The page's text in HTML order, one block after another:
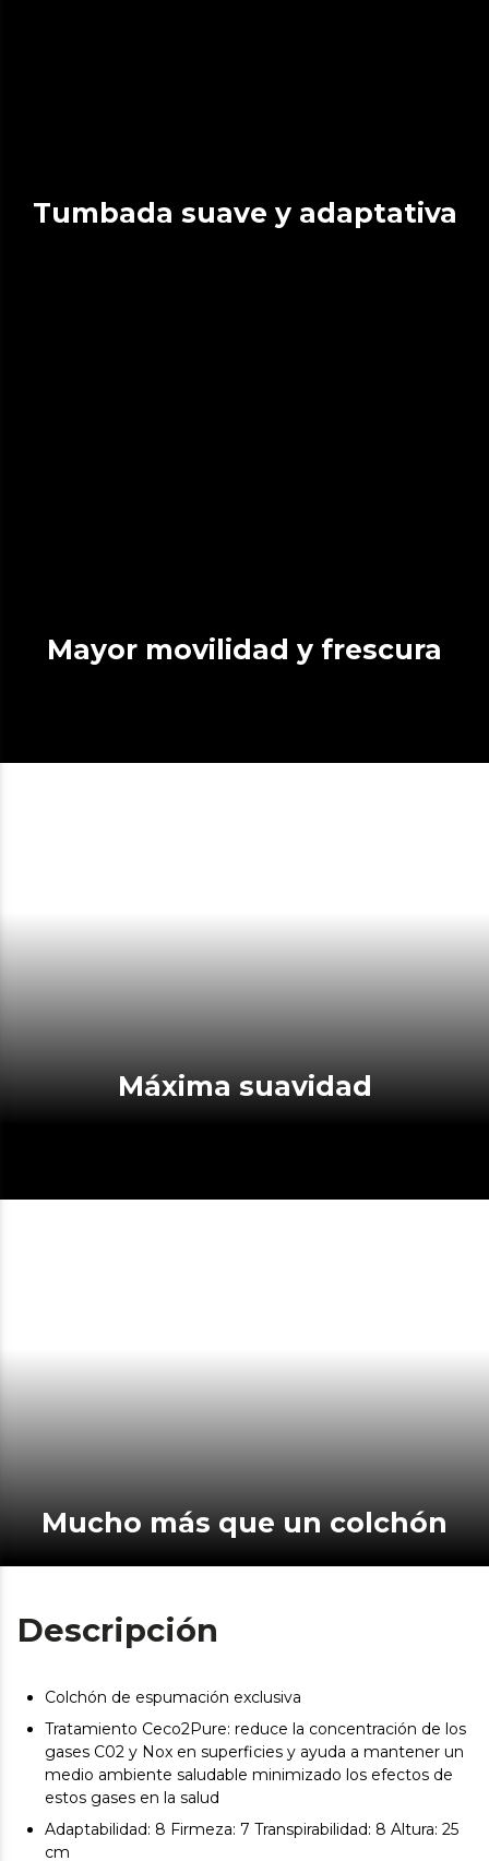
Tumbada suave y adaptativa
Mayor movilidad y frescura
Máxima suavidad
Mucho más que un colchón
Descripción
Colchón de espumación exclusiva
Tratamiento Ceco2Pure: reduce la concentración de los
gases C02 y Nox en superficies y ayuda a mantener un
medio ambiente saludable minimizado los efectos de
estos gases en la salud
Adaptabilidad: 8 Firmeza: 7 Transpirabilidad: 8 Altura: 25
cm